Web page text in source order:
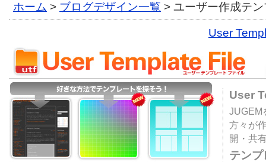
ホーム > ブログデザイン一覧 > ユーザー作成テ
User
User
JUGEM
方々が
開・共
テン